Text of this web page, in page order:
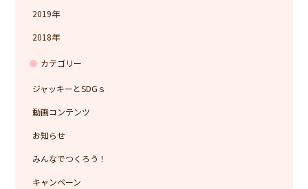
2019
2018
カテゴリー
ジャッキーとSDGｓ
動画コンテンツ
お知らせ
みんなでつくろう！
キャンペーン